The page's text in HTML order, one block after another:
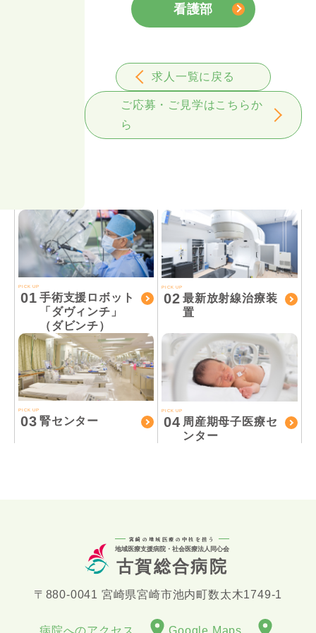
看護部
求人一覧に戻る
ご応募・ご見学はこちらか
ら
PICK UP
01 手術支援ロボット
「ダヴィンチ」
（ダビンチ）
PICK UP
02 最新放射線治療装
置
PICK UP
03 腎センター
PICK UP
04 周産期母子医療セ
ンター
宮崎の地域医療の中核を担う
地域医療支援病院・社会医療法人同心会
古賀総合病院
〒880-0041 宮崎県宮崎市池内町数太木1749-1
病院へのアクセス Google Maps